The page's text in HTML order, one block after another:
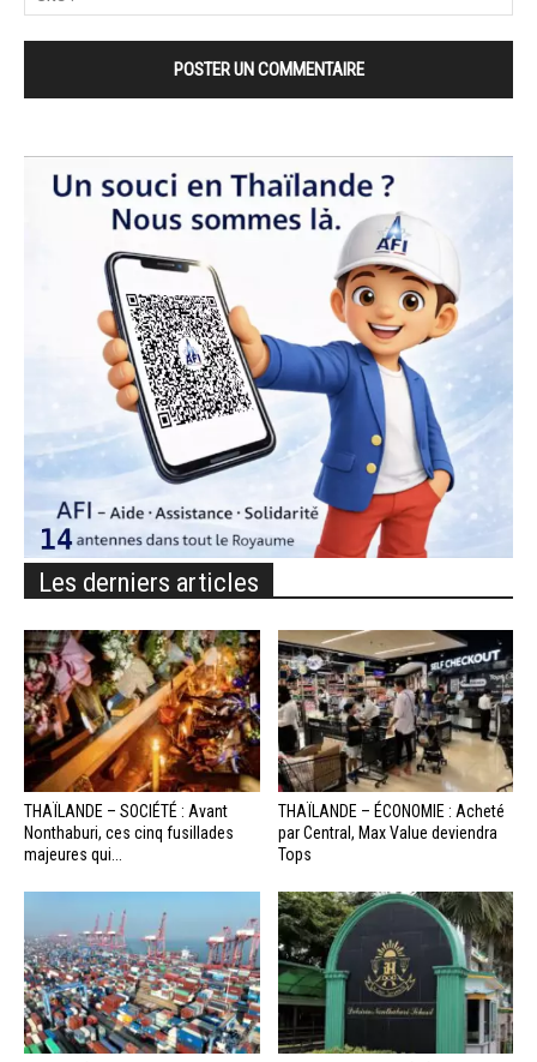
Les derniers articles
THAÏLANDE – SOCIÉTÉ : Avant
Nonthaburi, ces cinq fusillades
majeures qui...
THAÏLANDE – ÉCONOMIE : Acheté
par Central, Max Value deviendra
Tops